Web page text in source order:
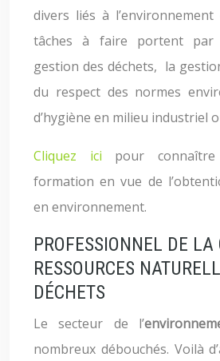
divers liés à l’environnement
tâches à faire portent par
gestion des déchets, la
du respect des normes
d’hygiène en milieu industriel
Cliquez ici pour
formation en vue de
en environnement.
PROFESSIONNEL DE LA
RESSOURCES
DÉCHETS
Le secteur de l’
nombreux débouchés. Voilà